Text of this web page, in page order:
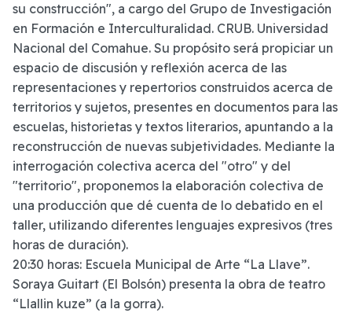
su construcción", a cargo del Grupo de Investigación
en Formación e Interculturalidad. CRUB. Universidad
Nacional del Comahue. Su propósito será propiciar un
espacio de discusión y reflexión acerca de las
representaciones y repertorios construidos acerca de
territorios y sujetos, presentes en documentos para las
escuelas, historietas y textos literarios, apuntando a la
reconstrucción de nuevas subjetividades. Mediante la
interrogación colectiva acerca del "otro" y del
"territorio", proponemos la elaboración colectiva de
una producción que dé cuenta de lo debatido en el
taller, utilizando diferentes lenguajes expresivos (tres
horas de duración).
20:30 horas: Escuela Municipal de Arte “La Llave”.
Soraya Guitart (El Bolsón) presenta la obra de teatro
“Llallin kuze” (a la gorra).